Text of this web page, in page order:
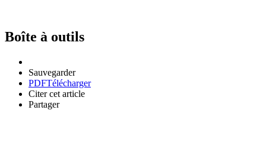
Boîte à outils
Sauvegarder
PDFTélécharger
Citer cet article
Partager